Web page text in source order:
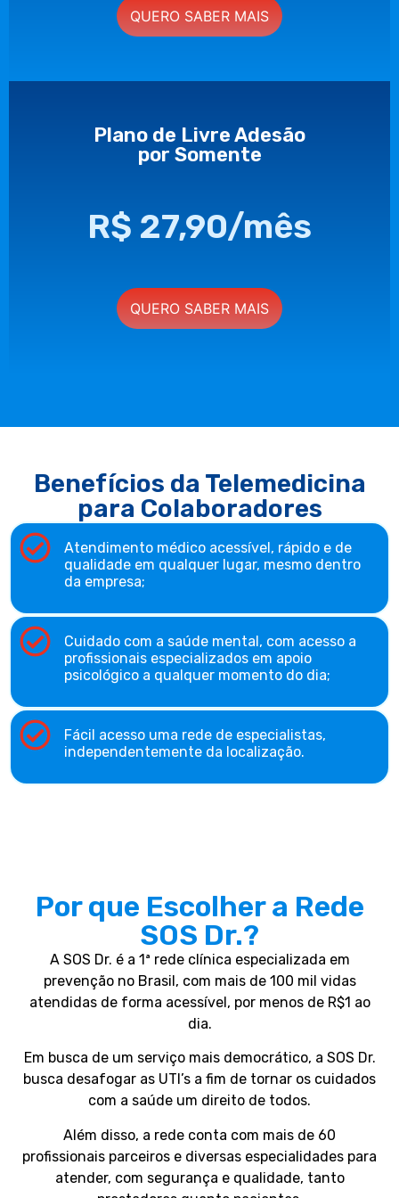
QUERO SABER MAIS
Plano de Livre Adesão
por Somente
R$ 27,90/mês
QUERO SABER MAIS
Benefícios da Telemedicina
para Colaboradores
Atendimento médico acessível, rápido e de
qualidade em qualquer lugar, mesmo dentro
da empresa;
Cuidado com a saúde mental, com acesso a
profissionais especializados em apoio
psicológico a qualquer momento do dia;
Fácil acesso uma rede de especialistas,
independentemente da localização.
Por que Escolher a Rede
SOS Dr.?
A SOS Dr. é a 1ª rede clínica especializada em
prevenção no Brasil, com mais de 100 mil vidas
atendidas de forma acessível, por menos de R$1 ao
dia.
Em busca de um serviço mais democrático, a SOS Dr.
busca desafogar as UTI’s a fim de tornar os cuidados
com a saúde um direito de todos.
Além disso, a rede conta com mais de 60
profissionais parceiros e diversas especialidades para
atender, com segurança e qualidade, tanto